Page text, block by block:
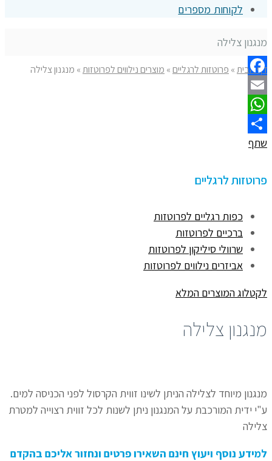
לקוחות מספרים
מנגנון צלילה
דף הבית» פרוטזות לרגליים» מוצרים נילווים לפרוטזות» מנגנון צלילה
Facebook
Email
WhatsApp
שתף
פרוטזות לרגליים
כפות רגליים לפרוטזות
ברכיים לפרוטזות
שרוולי סיליקון לפרוטזות
אביזרים נילווים לפרוטזות
לקטלוג המוצרים המלא
מנגנון צלילה
מנגנון מיוחד לצלילה הניתן לשינו זווית הקרסול לפני הכניסה למים.
ע"י ידית המורכבת על המנגנון ניתן לשנות לכל זווית רצוייה למטרת
צלילה
למידע נוסף ויעוץ חינם השאירו פרטים ונחזור אליכם בהקדם